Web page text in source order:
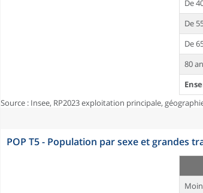
De
De
De
80
Source : Insee, RP2023 exploitation principale,
POP T5 - Population par sexe et grandes